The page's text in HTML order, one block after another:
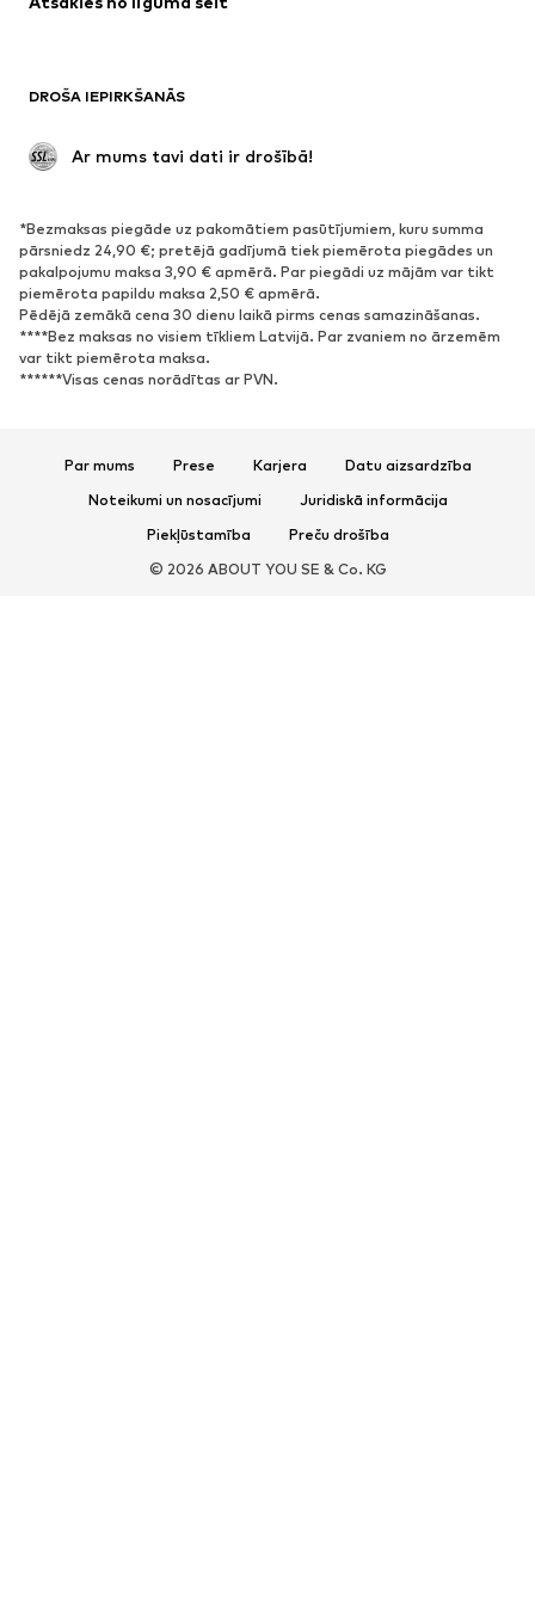
DROŠA IEPIRKŠANĀS
Ar mums tavi dati ir drošībā!
*Bezmaksas piegāde uz pakomātiem pasūtījumiem, kuru summa
pārsniedz 24,90 €; pretējā gadījumā tiek piemērota piegādes un
pakalpojumu maksa 3,90 € apmērā. Par piegādi uz mājām var tikt
piemērota papildu maksa 2,50 € apmērā.
Pēdējā zemākā cena 30 dienu laikā pirms cenas samazināšanas.
****Bez maksas no visiem tīkliem Latvijā. Par zvaniem no ārzemēm
var tikt piemērota maksa.
******Visas cenas norādītas ar PVN.
Par mums Prese Karjera
Datu aizsardzība
Noteikumi un nosacījumi
Juridiskā informācija
Piekļūstamība
Preču drošība
© 2026 ABOUT YOU SE & Co. KG